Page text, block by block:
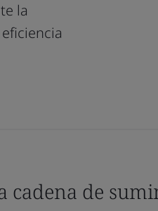
la
cadena de